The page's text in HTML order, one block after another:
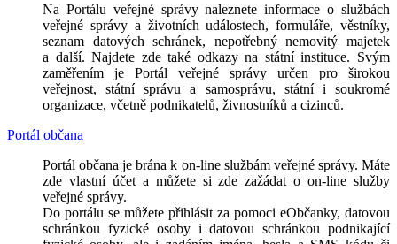
Na Portálu veřejné správy naleznete informace o službách
veřejné správy a životních událostech, formuláře, věstníky,
seznam datových schránek, nepotřebný nemovitý majetek
a další. Najdete zde také odkazy na státní instituce. Svým
zaměřením je Portál veřejné správy určen pro širokou
veřejnost, státní správu a samosprávu, státní i soukromé
organizace, včetně podnikatelů, živnostníků a cizinců.
Portál občana
Portál občana je brána k on-line službám veřejné správy. Máte
zde vlastní účet a můžete si zde zažádat o on-line služby
veřejné správy.
Do portálu se můžete přihlásit za pomoci eObčanky, datovou
schránkou fyzické osoby i datovou schránkou podnikající